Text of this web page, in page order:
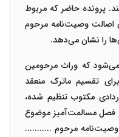
پرونده حاضر که مربوط
وصیت‌نامه مرحوم
را نشان می‌دهد.
می‌شود که وراث مرحومین
تقسیم ماترک منعقد
مکتوب تنظیم شده،
فصل مسالمت‌آمیز موضوع
مرحوم ...........